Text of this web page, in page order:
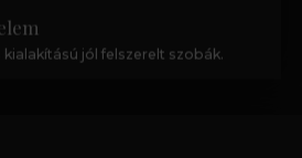
jól felszerelt szobák.